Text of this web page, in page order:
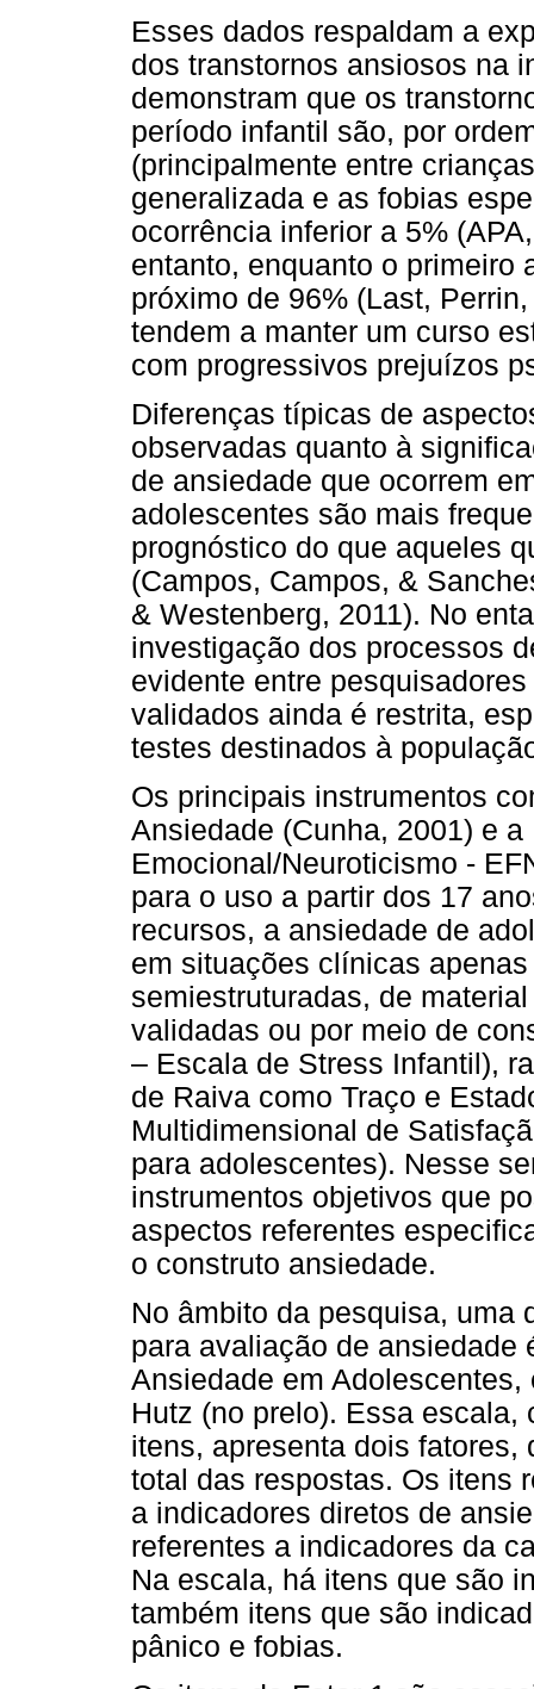
Esses dados respaldam a
dos transtornos ansiosos na
demonstram que os
período infantil são, por
(principalmente entre
generalizada e as fobias
ocorrência inferior a 5%
entanto, enquanto o primeiro
próximo de 96% (Last,
tendem a manter um curso
com progressivos prejuízos
Diferenças típicas de
observadas quanto à
de ansiedade que ocorrem
adolescentes são mais
prognóstico do que aqueles
(Campos, Campos, &
& Westenberg, 2011). No
investigação dos processos
evidente entre
validados ainda é restrita,
testes destinados à
Os principais instrumentos
Ansiedade (Cunha, 2001) e
Emocional/Neuroticismo -
para o uso a partir dos 17
recursos, a ansiedade de
em situações clínicas
semiestruturadas, de
validadas ou por meio de
– Escala de Stress Infantil),
de Raiva como Traço e
Multidimensional de
para adolescentes). Nesse
instrumentos objetivos que
aspectos referentes
o construto ansiedade.
No âmbito da pesquisa, uma
para avaliação de ansiedade
Ansiedade em
Hutz (no prelo). Essa
itens, apresenta dois
total das respostas. Os itens
a indicadores diretos de
referentes a indicadores da
Na escala, há itens que são
também itens que são
pânico e fobias.